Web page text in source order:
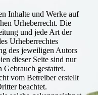
Inhalte und Werke auf
Urheberrecht. Die
und jede Art der
Urheberrechtes
des jeweiligen Autors
dieser Seite sind nur
gestattet.
vom Betreiber erstellt
beachtet.